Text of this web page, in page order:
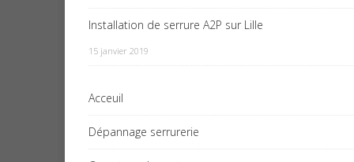
Installation de serrure A2P sur Lille
15 janvier 2019
Acceuil
Dépannage serrurerie